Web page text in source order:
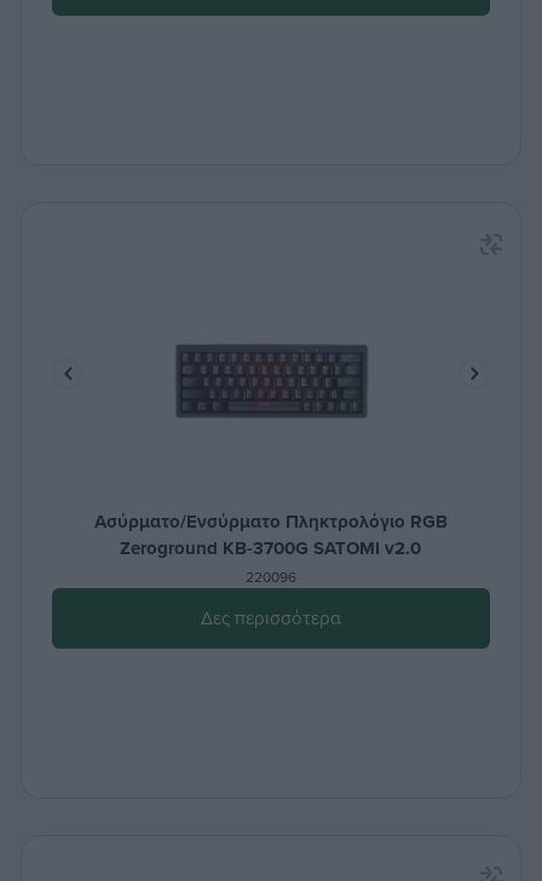
Ασύρματο/Ενσύρματο Πληκτρολόγιο RGB
Zeroground KB-3700G SATOMI v2.0
220096
Δες περισσότερα